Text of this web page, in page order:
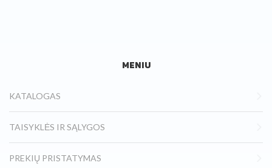
MENIU
KATALOGAS
TAISYKLĖS IR SĄLYGOS
PREKIŲ PRISTATYMAS